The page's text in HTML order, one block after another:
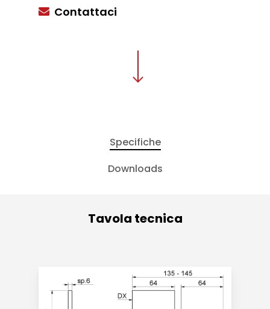
Contattaci
Specifiche
Downloads
Tavola tecnica